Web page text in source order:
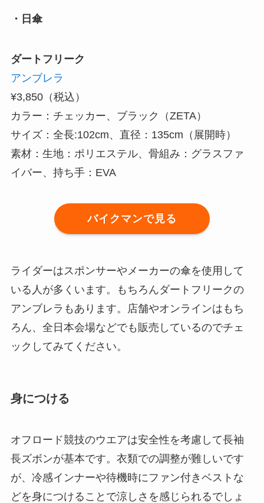
・日傘
ダートフリーク
アンブレラ
¥3,850（税込）
カラー：チェッカー、ブラック（ZETA）
サイズ：全長:102cm、直径：135cm（展開時）
素材：生地：ポリエステル、骨組み：グラスファ
イバー、持ち手：EVA
バイクマンで見る
ライダーはスポンサーやメーカーの傘を使用して
いる人が多くいます。もちろんダートフリークの
アンブレラもあります。店舗やオンラインはもち
ろん、全日本会場などでも販売しているのでチェ
ックしてみてください。
身につける
オフロード競技のウエアは安全性を考慮して長袖
長ズボンが基本です。衣類での調整が難しいです
が、冷感インナーや待機時にファン付きベストな
どを身につけることで涼しさを感じられるでしょ